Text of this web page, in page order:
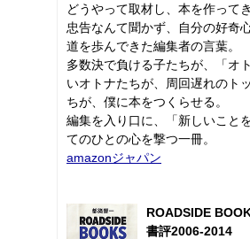
どうやって取材し、本を作って
忠告なんて聞かず、自分の好奇
道を歩んできた編集者の言葉。
多数決で負ける子たちが、「オ
いオトナたちが、周回遅れのト
ちが、僕に本をつくらせる。
編集を入り口に、「新しいこと
てのひとの心を撃つ一冊。
amazonジャパン
ROADSIDE
書評2006-2014